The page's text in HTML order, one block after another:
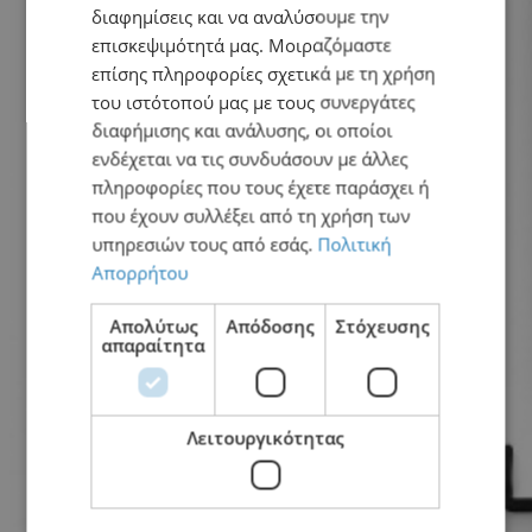
διαφημίσεις και να αναλύσουμε την
επισκεψιμότητά μας. Μοιραζόμαστε
επίσης πληροφορίες σχετικά με τη χρήση
του ιστότοπού μας με τους συνεργάτες
διαφήμισης και ανάλυσης, οι οποίοι
ενδέχεται να τις συνδυάσουν με άλλες
πληροφορίες που τους έχετε παράσχει ή
που έχουν συλλέξει από τη χρήση των
υπηρεσιών τους από εσάς. Πολιτική
Απορρήτου
Απολύτως
απαραίτητα
Απόδοσης Στόχευσης
Λειτουργικότητας